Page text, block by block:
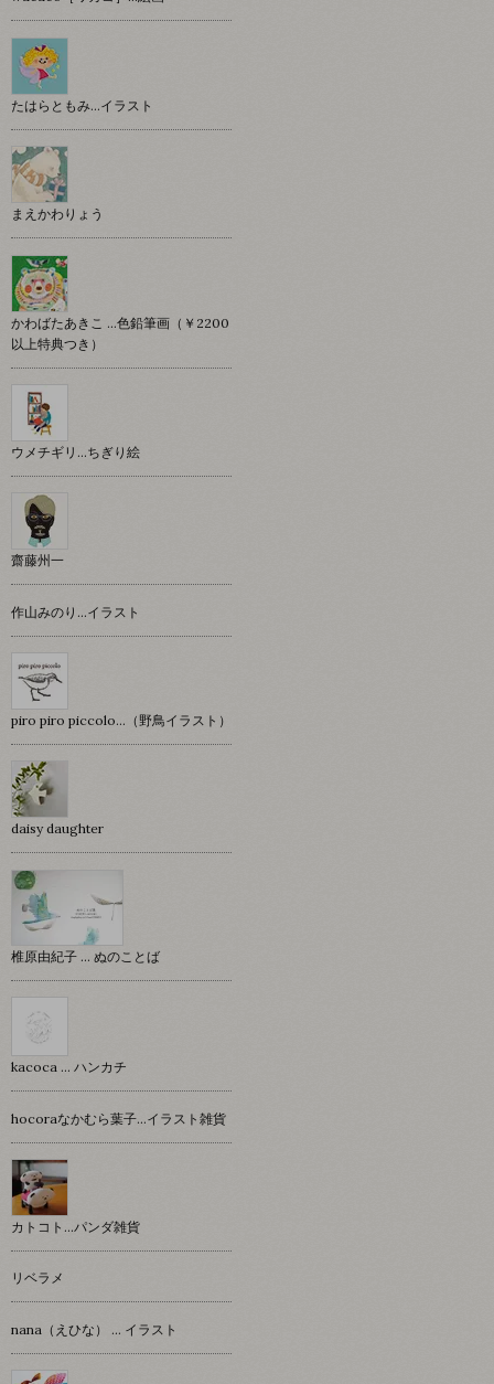
たはらともみ…イラスト
まえかわりょう
かわばたあきこ …色鉛筆画（￥2200
以上特典つき）
ウメチギリ…ちぎり絵
齋藤州一
作山みのり…イラスト
piro piro piccolo…（野鳥イラスト）
daisy daughter
椎原由紀子 ... ぬのことば
kacoca ... ハンカチ
hocoraなかむら葉子…イラスト雑貨
カトコト…パンダ雑貨
リベラメ
nana（えひな） … イラスト